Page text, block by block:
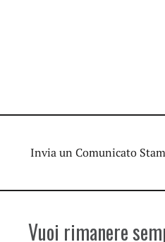
Invia un Comunicato
Vuoi rimanere